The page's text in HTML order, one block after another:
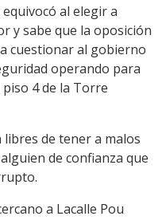
al elegir a
y sabe que la oposición
cuestionar al gobierno
operando para
4 de la Torre
de tener a malos
de confianza que
a Lacalle Pou